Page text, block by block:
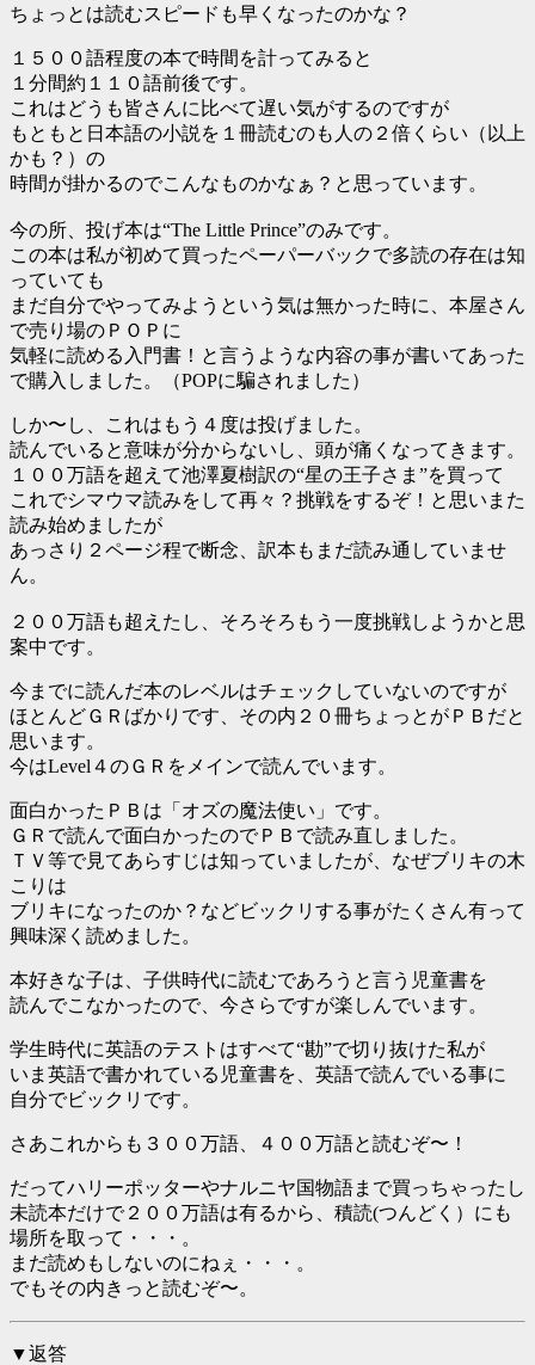
ちょっとは読むスピードも早くなったのかな？
１５００語程度の本で時間を計ってみると
１分間約１１０語前後です。
これはどうも皆さんに比べて遅い気がするのですが
もともと日本語の小説を１冊読むのも人の２倍くらい（以上
かも？）の
時間が掛かるのでこんなものかなぁ？と思っています。
今の所、投げ本は“The Little Prince”のみです。
この本は私が初めて買ったペーパーバックで多読の存在は知
っていても
まだ自分でやってみようという気は無かった時に、本屋さん
で売り場のＰＯＰに
気軽に読める入門書！と言うような内容の事が書いてあった
で購入しました。（POPに騙されました）
しか〜し、これはもう４度は投げました。
読んでいると意味が分からないし、頭が痛くなってきます。
１００万語を超えて池澤夏樹訳の“星の王子さま”を買って
これでシマウマ読みをして再々？挑戦をするぞ！と思いまた
読み始めましたが
あっさり２ページ程で断念、訳本もまだ読み通していませ
ん。
２００万語も超えたし、そろそろもう一度挑戦しようかと思
案中です。
今までに読んだ本のレベルはチェックしていないのですが
ほとんどＧＲばかりです、その内２０冊ちょっとがＰＢだと
思います。
今はLevel４のＧＲをメインで読んでいます。
面白かったＰＢは「オズの魔法使い」です。
ＧＲで読んで面白かったのでＰＢで読み直しました。
ＴＶ等で見てあらすじは知っていましたが、なぜブリキの木
こりは
ブリキになったのか？などビックリする事がたくさん有って
興味深く読めました。
本好きな子は、子供時代に読むであろうと言う児童書を
読んでこなかったので、今さらですが楽しんでいます。
学生時代に英語のテストはすべて“勘”で切り抜けた私が
いま英語で書かれている児童書を、英語で読んでいる事に
自分でビックリです。
さあこれからも３００万語、４００万語と読むぞ〜！
だってハリーポッターやナルニヤ国物語まで買っちゃったし
未読本だけで２００万語は有るから、積読(つんどく）にも
場所を取って・・・。
まだ読めもしないのにねぇ・・・。
でもその内きっと読むぞ〜。
▼返答